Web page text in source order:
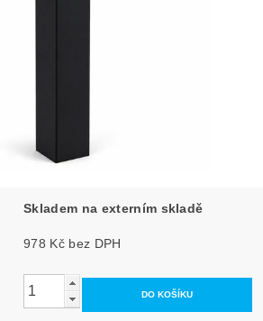
Skladem na externím skladě
978 Kč bez DPH